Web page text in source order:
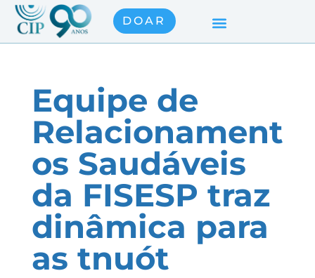
DOAR
Equipe de
Relacionament
os Saudáveis
da FISESP traz
dinâmica para
as tnuót